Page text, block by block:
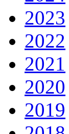
2023
2022
2021
2020
2019